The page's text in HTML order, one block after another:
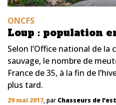
ONCFS
Loup : population
Selon l’Office national de la
sauvage, le nombre de
France de 35, à la fin de
plus tard.
29 mai 2017, par Chasseurs de l’est